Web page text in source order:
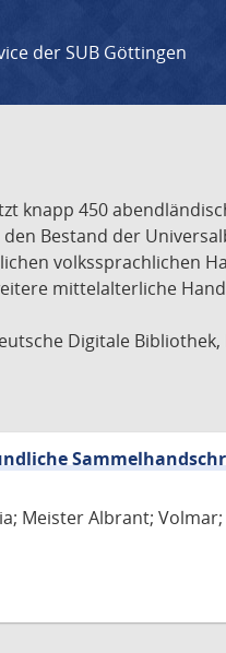
der SUB Göttingen
knapp 450
Bestand der
volkssprachlichen
mittelalterliche
Digitale
Meister Albrant;